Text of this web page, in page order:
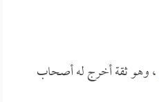
، وهو ثقة أخرج له أصحاب